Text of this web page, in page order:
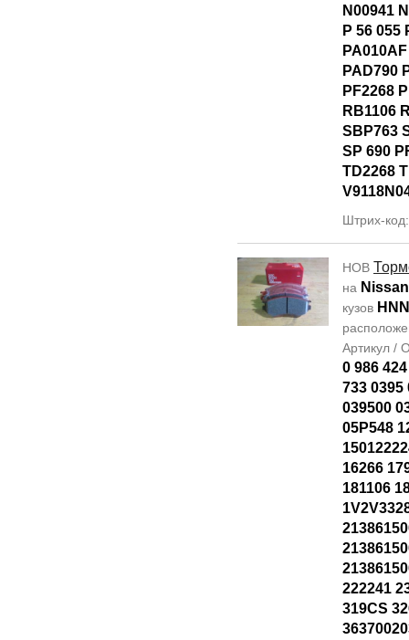
N00941
P 56 055
PAD790
PF2268
RB1106
SBP763
SP 690
TD2268
Штрих-
НОВ
на
кузов
Артикул /
0 986
733 0395
039500
05P548
16266
181106
222241
319CS